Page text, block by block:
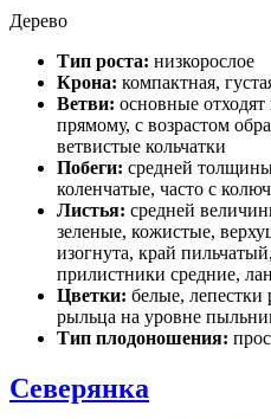
Дерево
Тип роста: низкорослое
Крона: компактная,
Ветви: основные
прямому, с возрастом
ветвистые кольчатки
Побеги: средней
коленчатые, часто с
Листья: средней
зеленые, кожистые,
изогнута, край
прилистники средние,
Цветки: белые, лепестки
рыльца на уровне
Тип плодоношения:
Северянка